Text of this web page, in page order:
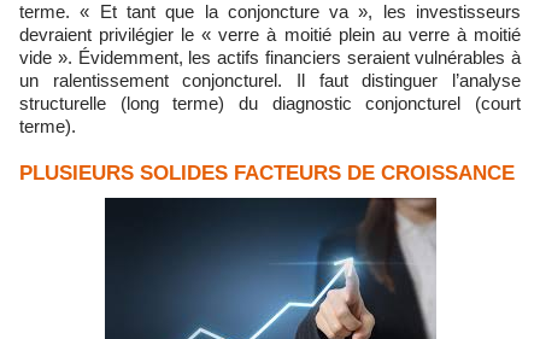
terme. « Et tant que la conjoncture va », les investisseurs
devraient privilégier le « verre à moitié plein au verre à moitié
vide ». Évidemment, les actifs financiers seraient vulnérables à
un ralentissement conjoncturel. Il faut distinguer l’analyse
structurelle (long terme) du diagnostic conjoncturel (court
terme).
PLUSIEURS SOLIDES FACTEURS DE CROISSANCE